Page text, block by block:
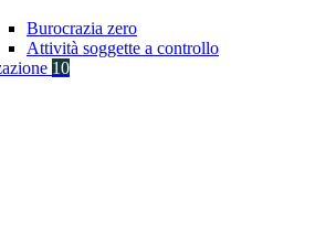
Burocrazia zero
Attività soggette a controllo
10